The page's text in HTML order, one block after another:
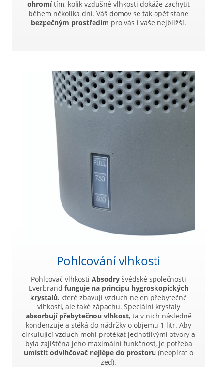
ohromítím, kolik vzdušné vlhkosti dokáže zachytit
během několika dní. Váš domov se tak opět stane
bezpečným prostředím pro vás i vaše nejbližší.
Pohlcování vlhkosti
Pohlcovač vlhkosti Absodry švédské společnosti
Everbrand funguje na principu hygroskopických
krystalů, které zbavují vzduch nejen přebytečné
vlhkosti, ale také zápachu. Speciální krystaly
absorbují přebytečnou vlhkost, ta v nich následně
kondenzuje a stéká do nádržky o objemu 1 litr. Aby
cirkulující vzduch mohl protékat jednotlivými otvory a
byla zajištěna jeho maximální funkčnost, je potřeba
umístit odvlhčovač nejlépe do prostoru (neopírat o
zeď).